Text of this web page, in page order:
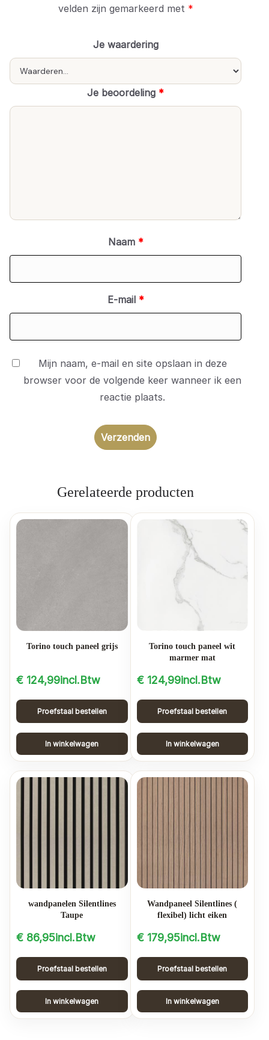
velden zijn gemarkeerd met *
Je waardering
Je beoordeling *
Naam *
E-mail *
Mijn naam, e-mail en site opslaan in deze
browser voor de volgende keer wanneer ik een
reactie plaats.
Gerelateerde producten
Torino touch paneel grijs
€ 124,99incl.Btw
Proefstaal bestellen
In winkelwagen
Torino touch paneel wit
marmer mat
€124,99incl.Btw
Proefstaal bestellen
In winkelwagen
wandpanelen Silentlines
Taupe
€ 86,95incl.Btw
Proefstaal bestellen
In winkelwagen
Wandpaneel Silentlines (
flexibel) licht eiken
€179,95incl.Btw
Proefstaal bestellen
In winkelwagen